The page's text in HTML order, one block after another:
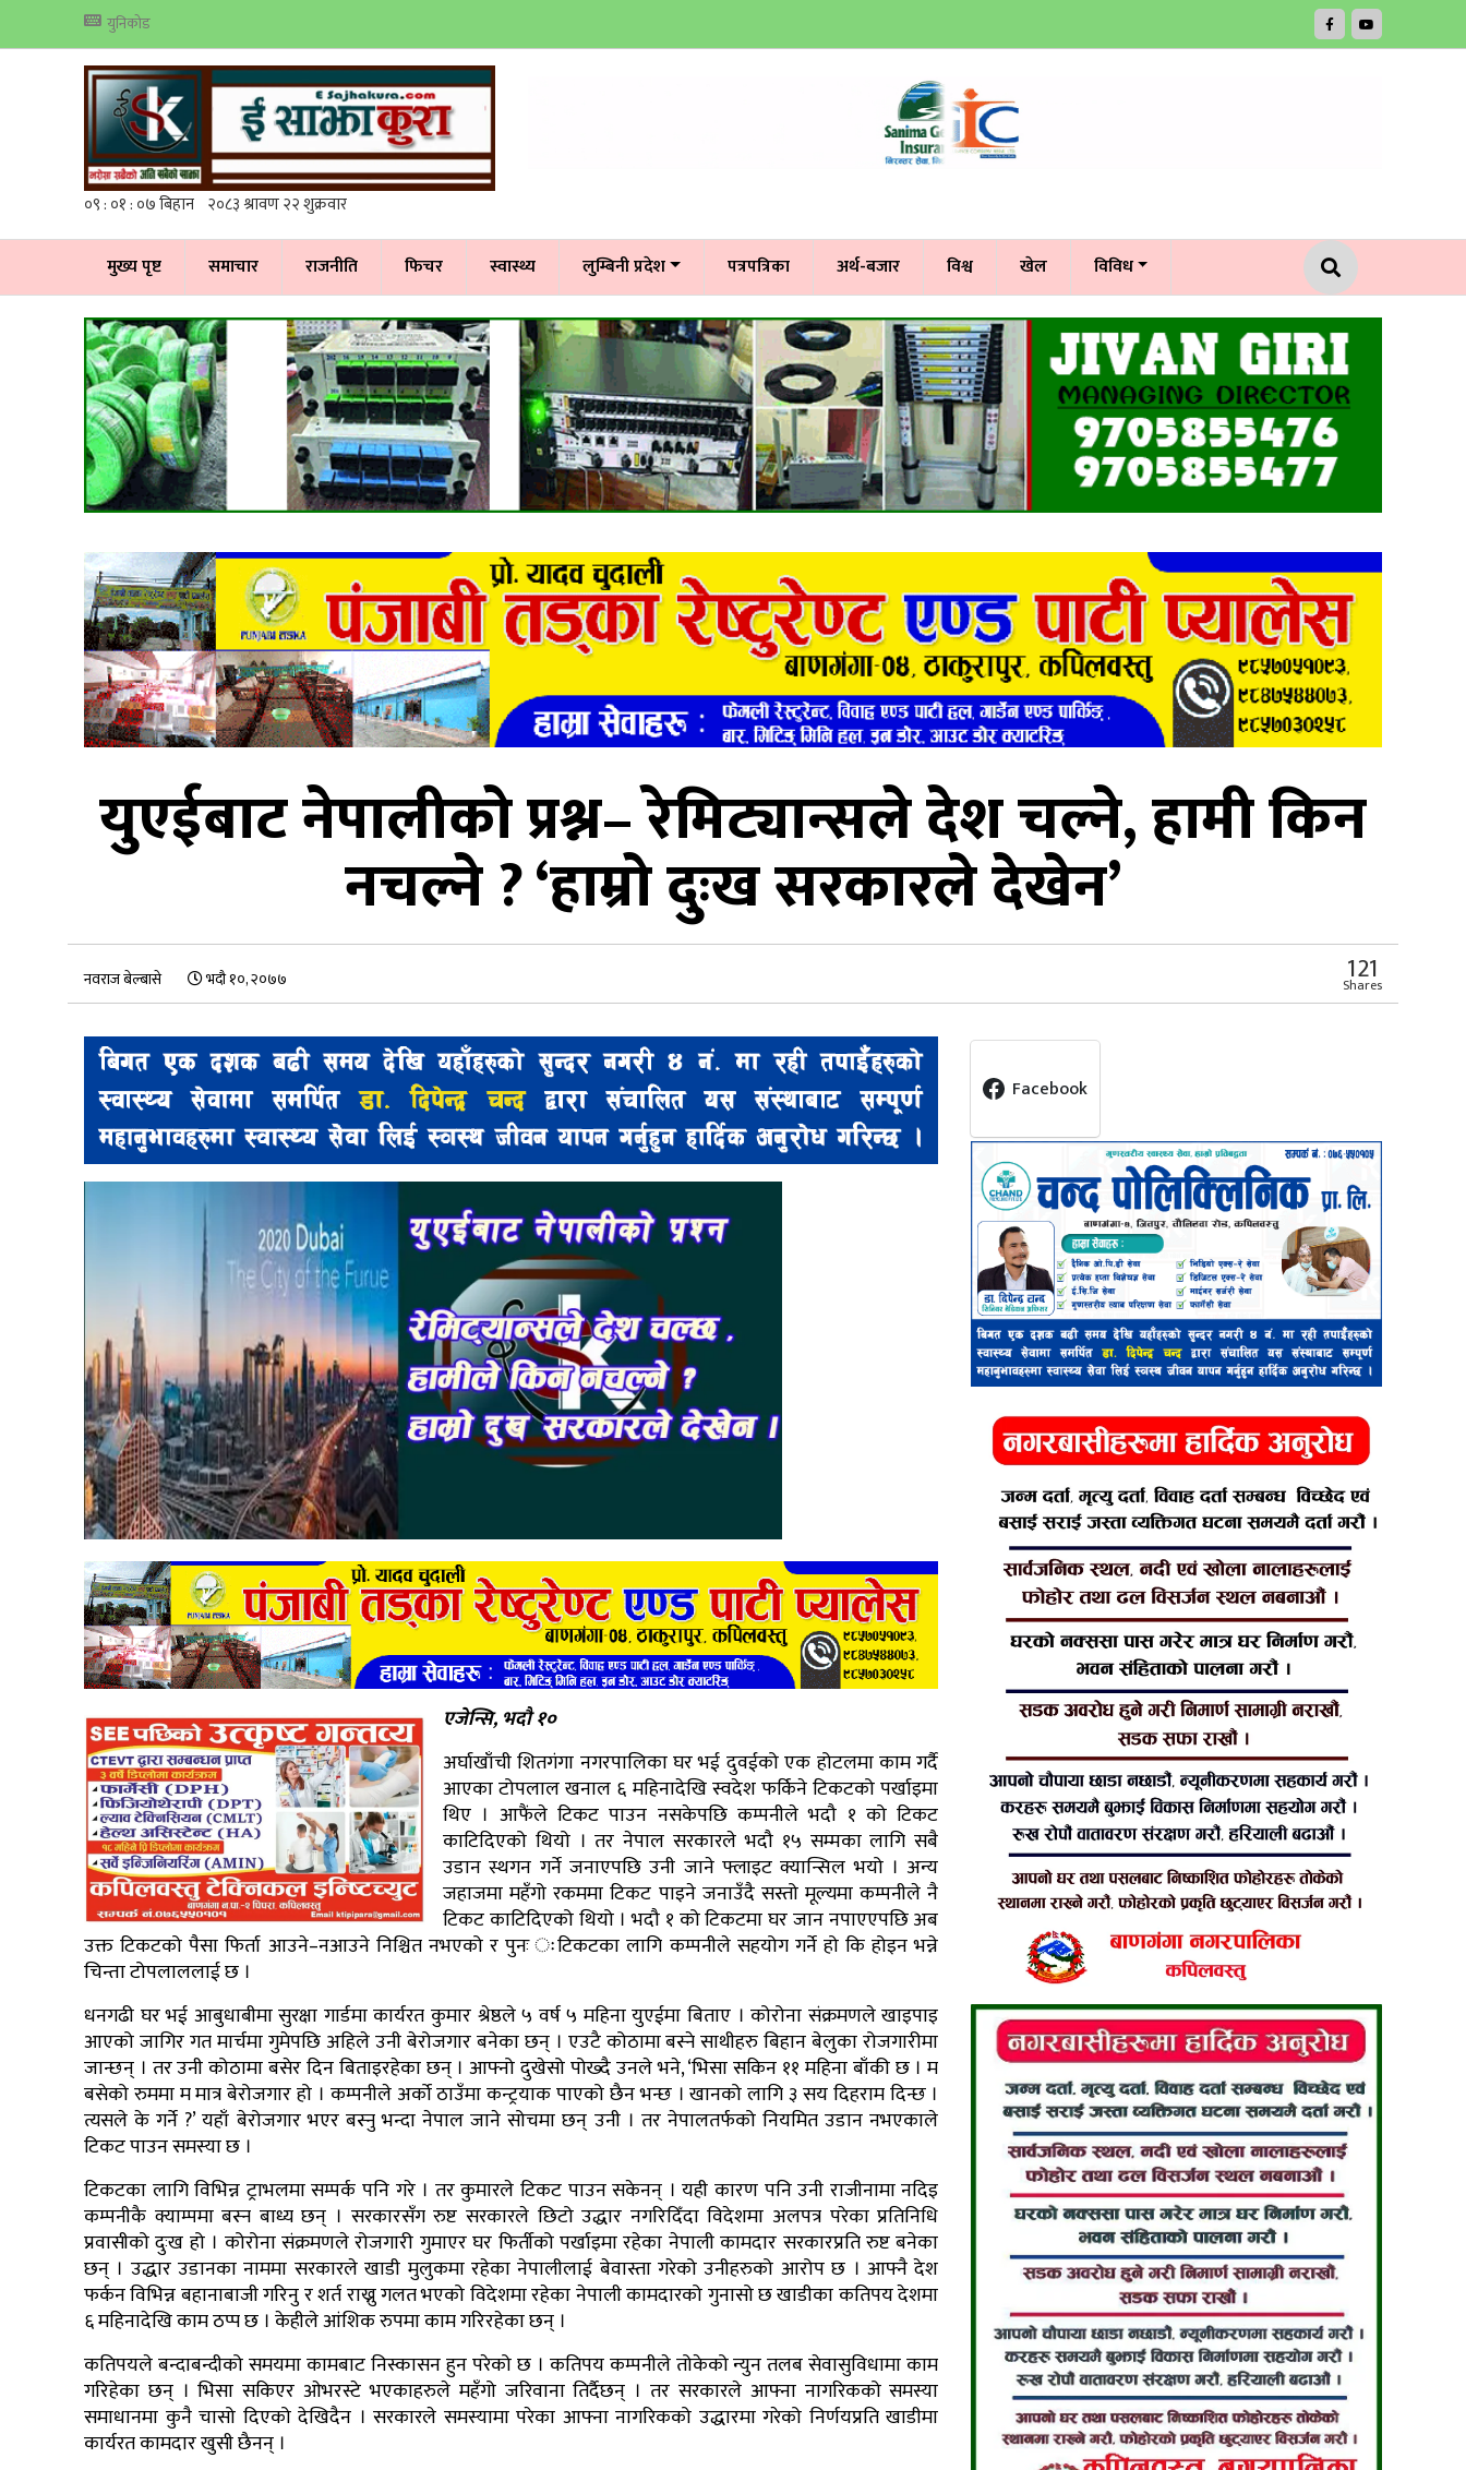
युनिकोड
मुख्य पृष्ट समाचार राजनीति फिचर स्वास्थ्य लुम्बिनी प्रदेश पत्रपत्रिका अर्थ-बजार विश्व खेल विविध
युएईबाट नेपालीको प्रश्न– रेमिट्यान्सले देश चल्ने, हामी किन
नचल्ने ? ‘हाम्रो दुःख सरकारले देखेन’
नवराज बेल्बासे भदौ १०, २०७७ 121
Shares
एजेन्सि, भदौ १०
अर्घाखाँची शितगंगा नगरपालिका घर भई दुवईको एक होटलमा काम गर्दै
आएका टोपलाल खनाल ६ महिनादेखि स्वदेश फर्किने टिकटको पर्खाइमा
थिए । आफैंले टिकट पाउन नसकेपछि कम्पनीले भदौ १ को टिकट
काटिदिएको थियो । तर नेपाल सरकारले भदौ १५ सम्मका लागि सबै
उडान स्थगन गर्ने जनाएपछि उनी जाने फ्लाइट क्यान्सिल भयो । अन्य
जहाजमा महँगो रकममा टिकट पाइने जनाउँदै सस्तो मूल्यमा कम्पनीले नै
टिकट काटिदिएको थियो । भदौ १ को टिकटमा घर जान नपाएएपछि अब
उक्त टिकटको पैसा फिर्ता आउने–नआउने निश्चित नभएको र पुनः ःटिकटका लागि कम्पनीले सहयोग गर्ने हो कि होइन भन्ने
चिन्ता टोपलाललाई छ ।
धनगढी घर भई आबुधाबीमा सुरक्षा गार्डमा कार्यरत कुमार श्रेष्ठले ५ वर्ष ५ महिना युएईमा बिताए । कोरोना संक्रमणले खाइपाइ
आएको जागिर गत मार्चमा गुमेपछि अहिले उनी बेरोजगार बनेका छन् । एउटै कोठामा बस्ने साथीहरु बिहान बेलुका रोजगारीमा
जान्छन् । तर उनी कोठामा बसेर दिन बिताइरहेका छन् । आफ्नो दुखेसो पोख्दै उनले भने, ‘भिसा सकिन ११ महिना बाँकी छ । म
बसेको रुममा म मात्र बेरोजगार हो । कम्पनीले अर्को ठाउँमा कन्ट्रयाक पाएको छैन भन्छ । खानको लागि ३ सय दिहराम दिन्छ ।
त्यसले के गर्ने ?’ यहाँ बेरोजगार भएर बस्नु भन्दा नेपाल जाने सोचमा छन् उनी । तर नेपालतर्फको नियमित उडान नभएकाले
टिकट पाउन समस्या छ ।
टिकटका लागि विभिन्न ट्राभलमा सम्पर्क पनि गरे । तर कुमारले टिकट पाउन सकेनन् । यही कारण पनि उनी राजीनामा नदिइ
कम्पनीकै क्याम्पमा बस्न बाध्य छन् । सरकारसँग रुष्ट सरकारले छिटो उद्धार नगरिदिँदा विदेशमा अलपत्र परेका प्रतिनिधि
प्रवासीको दुःख हो । कोरोना संक्रमणले रोजगारी गुमाएर घर फिर्तीको पर्खाइमा रहेका नेपाली कामदार सरकारप्रति रुष्ट बनेका
छन् । उद्धार उडानका नाममा सरकारले खाडी मुलुकमा रहेका नेपालीलाई बेवास्ता गरेको उनीहरुको आरोप छ । आफ्नै देश
फर्कन विभिन्न बहानाबाजी गरिनु र शर्त राख्नु गलत भएको विदेशमा रहेका नेपाली कामदारको गुनासो छ खाडीका कतिपय देशमा
६ महिनादेखि काम ठप्प छ । केहीले आंशिक रुपमा काम गरिरहेका छन् ।
कतिपयले बन्दाबन्दीको समयमा कामबाट निस्कासन हुन परेको छ । कतिपय कम्पनीले तोकेको न्युन तलब सेवासुविधामा काम
गरिहेका छन् । भिसा सकिएर ओभरस्टे भएकाहरुले महँगो जरिवाना तिर्दैछन् । तर सरकारले आफ्ना नागरिकको समस्या
समाधानमा कुनै चासो दिएको देखिदैन । सरकारले समस्यामा परेका आफ्ना नागरिकको उद्धारमा गरेको निर्णयप्रति खाडीमा
कार्यरत कामदार खुसी छैनन् ।
Facebook